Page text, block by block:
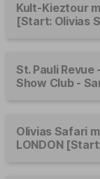
Kult-Kieztour
[Start: Olivias
St. Pauli Revue
Show Club -
Olivias Safari
LONDON